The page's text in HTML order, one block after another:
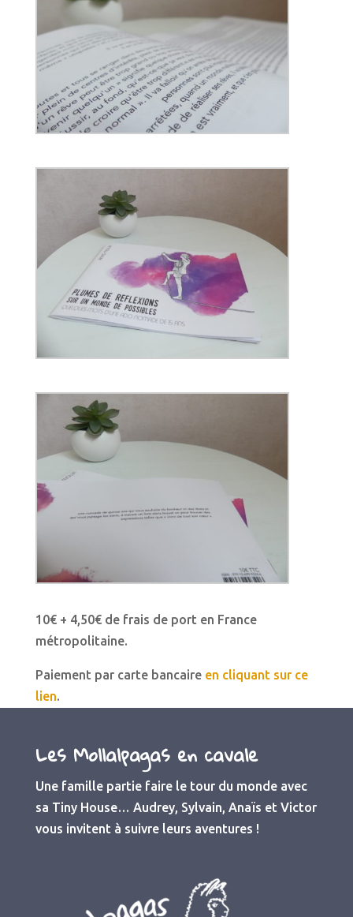
10€ + 4,50€ de frais de port en France
métropolitaine.
Paiement par carte bancaire en cliquant sur ce
lien.
Les Mollalpagas en cavale
Une famille partie faire le tour du monde avec
sa Tiny House… Audrey, Sylvain, Anaïs et Victor
vous invitent à suivre leurs aventures !